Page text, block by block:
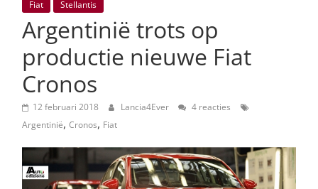
Italiana
autonieuws
lifestyle
Fiat Stellantis
Argentinië trots op
productie nieuwe Fiat
Cronos
12 februari 2018 Lancia4Ever
4 reacties
Argentinië, Cronos, Fiat